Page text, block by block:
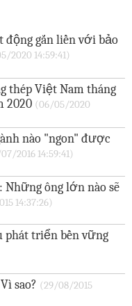
động gắn liền với bảo
2020 14:59:41)
Việt Nam tháng
2020 (06/05/2020
nào "ngon" được
2016 14:59:41)
Những ông lớn nào sẽ
14:37:26)
phát triển bền vững
sao? (29/08/2015